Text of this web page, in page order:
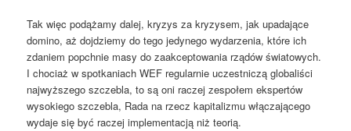
Tak więc podążamy dalej, kryzys za kryzysem, jak upadające
domino, aż dojdziemy do tego jedynego wydarzenia, które ich
zdaniem popchnie masy do zaakceptowania rządów światowych.
I chociaż w spotkaniach WEF regularnie uczestniczą globaliści
najwyższego szczebla, to są oni raczej zespołem ekspertów
wysokiego szczebla, Rada na rzecz kapitalizmu włączającego
wydaje się być raczej implementacją niż teorią.